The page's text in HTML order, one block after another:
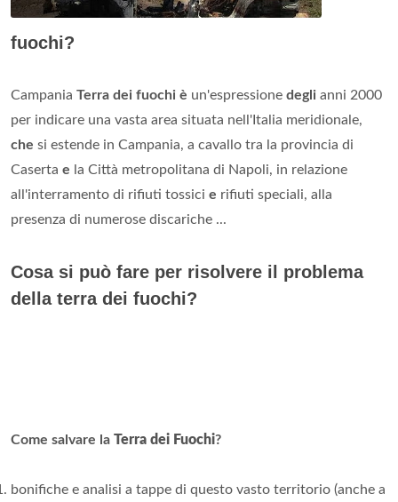
fuochi?
Campania Terra dei fuochi è un'espressione degli anni 2000
per indicare una vasta area situata nell'Italia meridionale,
che si estende in Campania, a cavallo tra la provincia di
Caserta e la Città metropolitana di Napoli, in relazione
all'interramento di rifiuti tossici e rifiuti speciali, alla
presenza di numerose discariche ...
Cosa si può fare per risolvere il problema
della terra dei fuochi?
Come salvare la Terra dei Fuochi?
bonifiche e analisi a tappe di questo vasto territorio (anche a